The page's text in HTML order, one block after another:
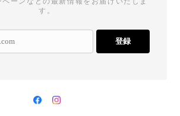
す。
登録